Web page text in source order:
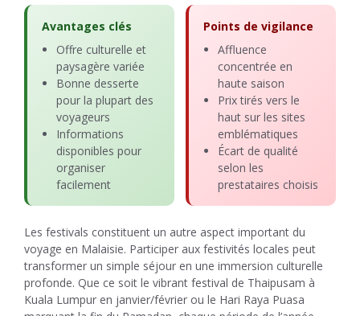
Avantages clés
Offre culturelle et
paysagère variée
Bonne desserte
pour la plupart des
voyageurs
Informations
disponibles pour
organiser
facilement
Points de vigilance
Affluence
concentrée en
haute saison
Prix tirés vers le
haut sur les sites
emblématiques
Écart de qualité
selon les
prestataires choisis
Les festivals constituent un autre aspect important du
voyage en Malaisie. Participer aux festivités locales peut
transformer un simple séjour en une immersion culturelle
profonde. Que ce soit le vibrant festival de Thaipusam à
Kuala Lumpur en janvier/février ou le Hari Raya Puasa